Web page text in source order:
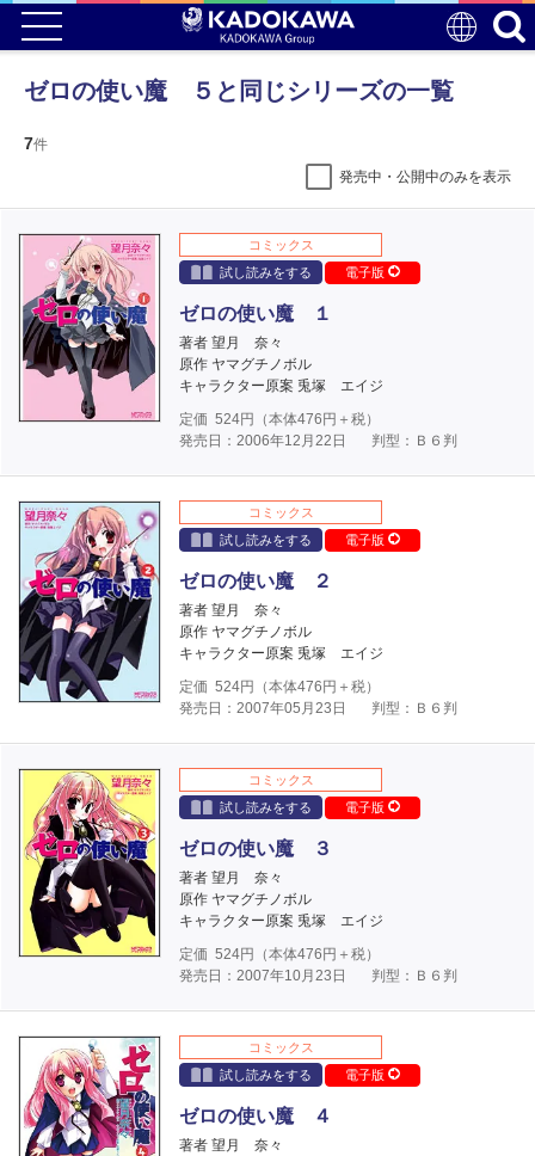
ゼロの使い魔 ５と同じシリーズの一覧
7件
発売中・公開中のみを表示
コミックス
試し読みをする
電子版
ゼロの使い魔 １
著者 望月 奈々
原作 ヤマグチノボル
キャラクター原案 兎塚 エイジ
定価 524円（本体476 円＋税）
発売日：2006年12月22日
判型：Ｂ６判
コミックス
試し読みをする
電子版
ゼロの使い魔 ２
著者 望月 奈々
原作 ヤマグチノボル
キャラクター原案 兎塚 エイジ
定価 524円（本体476 円＋税）
発売日：2007年05月23日
判型：Ｂ６判
コミックス
試し読みをする
電子版
ゼロの使い魔 ３
著者 望月 奈々
原作 ヤマグチノボル
キャラクター原案 兎塚 エイジ
定価 524円（本体476 円＋税）
発売日：2007年10月23日
判型：Ｂ６判
コミックス
試し読みをする
電子版
ゼロの使い魔 ４
著者 望月 奈々